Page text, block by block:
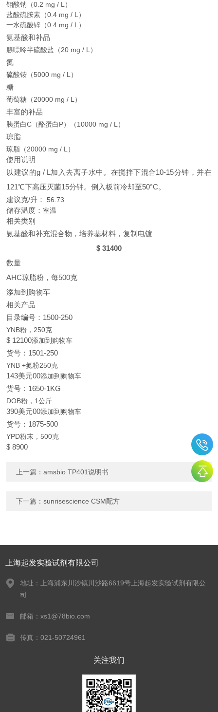
钼酸钠（0.2 mg / L）
盐酸硫胺素（0.4 mg / L）
一水硫酸锌（0.4 mg / L）
氨基酸和补品
腺嘌呤半硫酸盐（20 mg / L）
氮
硫酸铵（5000 mg / L）
糖
葡萄糖（20000 mg / L）
丰富的补品
胰蛋白C（酪蛋白P）（10000 mg / L）
琼脂
琼脂（20000 mg / L）
使用说明
以建议的g / L加入去离子水中。在搅拌下混合10-15分钟，并在
121℃下高压灭菌15分钟。倒入板前冷却至50°C。
建议克/升：
56.73
储存温度：室温
相关类别
氨基酸和补充混合物，培养基材料，复制电镀
$ 31400
数量
AHC琼脂粉，每500克
添加到购物车
相关产品
目录编号：1500-250
YNB粉，250克
$ 12100添加到购物车
货号：1501-250
YNB +氮粉250克
143美元00添加到购物车
货号：1650-1KG
DOB粉，1公斤
390美元00添加到购物车
货号：1875-500
YPD粉末，500克
$ 8900
上一篇：amsbio TP401说明书
下一篇：sunrisescience CSM配方
上海起发实验试剂有限公司
地址：上海浦东川沙镇川沙路6619号上海起发实验试剂有限公
司
邮箱：xs1@78bio.com
传真：021-50724961
关注我们